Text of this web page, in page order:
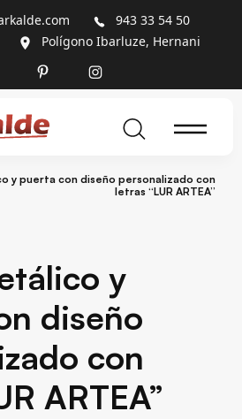
943 33 54 50
Polígono Ibarluze, Hernani
y puerta con diseño personalizado con
letras “LUR ARTEA”
y
diseño
con
ARTEA”